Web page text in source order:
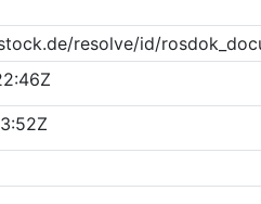
resolve/id/